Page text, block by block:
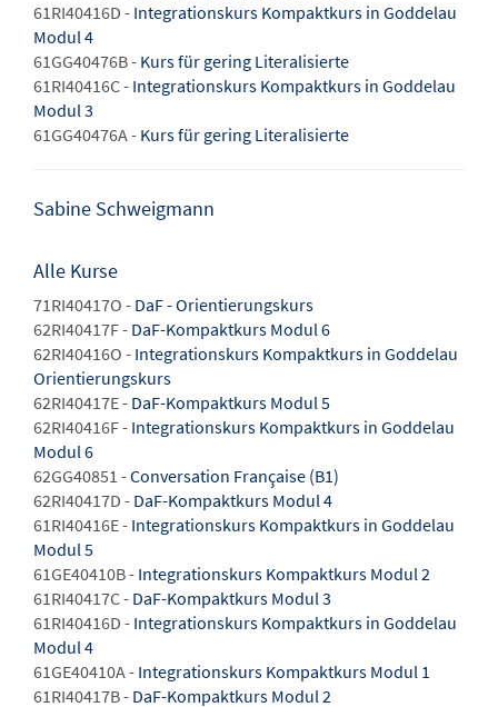
61RI40416D - Integrationskurs Kompaktkurs in Goddelau
Modul 4
61GG40476B - Kurs für gering Literalisierte
61RI40416C - Integrationskurs Kompaktkurs in Goddelau
Modul 3
61GG40476A - Kurs für gering Literalisierte
Sabine Schweigmann
Alle Kurse
71RI40417O - DaF - Orientierungskurs
62RI40417F - DaF-Kompaktkurs Modul 6
62RI40416O - Integrationskurs Kompaktkurs in Goddelau
Orientierungskurs
62RI40417E - DaF-Kompaktkurs Modul 5
62RI40416F - Integrationskurs Kompaktkurs in Goddelau
Modul 6
62GG40851 -Conversation Française (B1)
62RI40417D - DaF-Kompaktkurs Modul 4
61RI40416E - Integrationskurs Kompaktkurs in Goddelau
Modul 5
61GE40410B - Integrationskurs Kompaktkurs Modul 2
61RI40417C - DaF-Kompaktkurs Modul 3
61RI40416D - Integrationskurs Kompaktkurs in Goddelau
Modul 4
61GE40410A - Integrationskurs Kompaktkurs Modul 1
61RI40417B - DaF-Kompaktkurs Modul 2